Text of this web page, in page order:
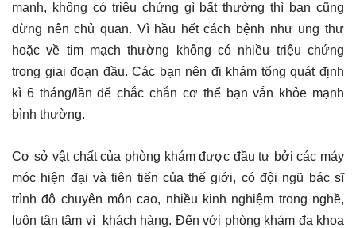
mạnh, không có triệu chứng gì bất thường thì bạn cũng
đừng nên chủ quan. Vì hầu hết cách bệnh như ung thư
hoặc về tim mạch thường không có nhiều triệu chứng
trong giai đoạn đầu. Các bạn nên đi khám tổng quát định
kì 6 tháng/lần để chắc chắn cơ thể bạn vẫn khỏe mạnh
bình thường.
Cơ sở vật chất của phòng khám được đầu tư bởi các máy
móc hiện đại và tiên tiến của thế giới, có đội ngũ bác sĩ
trình độ chuyên môn cao, nhiều kinh nghiệm trong nghề,
luôn tận tâm vì khách hàng. Đến với phòng khám đa khoa